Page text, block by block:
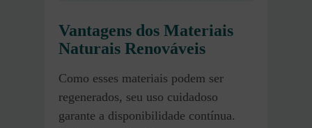
Vantagens dos Materiais
Naturais Renováveis
Como esses materiais podem ser
regenerados, seu uso cuidadoso
garante a disponibilidade contínua.